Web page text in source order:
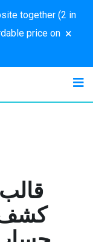
together (2 in
price on ×
قالب